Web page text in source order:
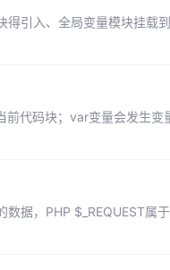
得引入、全局变量模块挂
代码块；var变量会发生
数据，PHP $_REQUEST